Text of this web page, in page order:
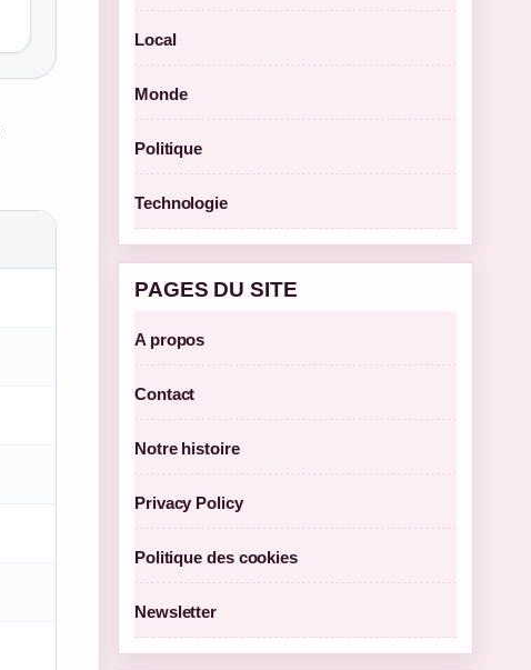
Local
Monde
Politique
Technologie
PAGES DU SITE
A propos
Contact
Notre histoire
Privacy Policy
Politique des cookies
Newsletter